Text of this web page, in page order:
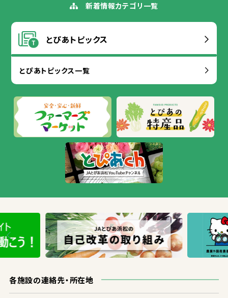
新着情報カテゴリ 一覧
とぴあトピックス
とぴあトピックス一覧
各施設の連絡先・所在地